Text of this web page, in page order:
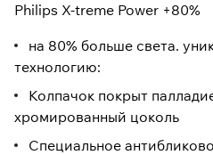
Philips X-treme Power +80%
на 80% больше света.
технологию:
Колпачок покрыт
хромированный цоколь
Специальное